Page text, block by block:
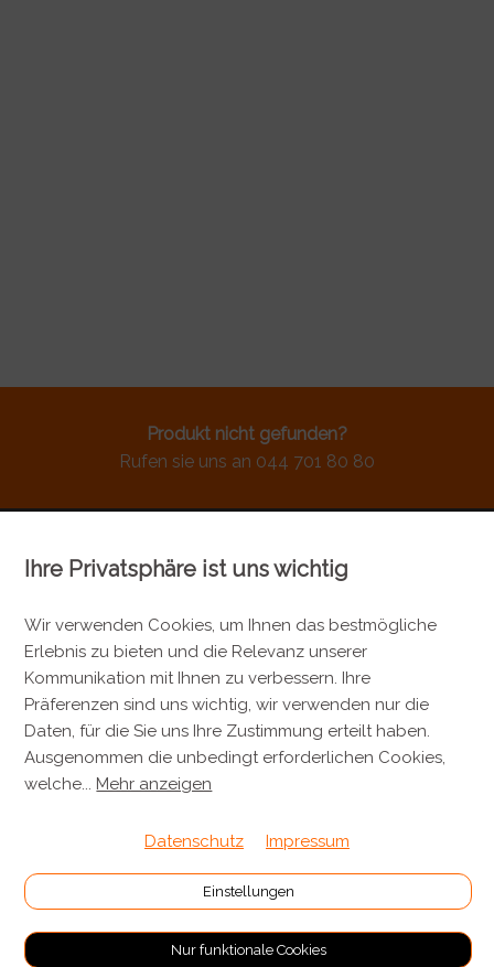
Produkt nicht gefunden?
Rufen sie uns an 044 701 80 80
KONTAKT
Metzgerei Künzli AG
Mülistrasse 7
8143 Stallikon
+41 44 701 80 80
info@metzgereikuenzli.ch
Verpackung & Versand
Ihre Privatsphäre ist uns wichtig
Wir verwenden Cookies, um Ihnen das bestmögliche
Erlebnis zu bieten und die Relevanz unserer
Kommunikation mit Ihnen zu verbessern. Ihre
Präferenzen sind uns wichtig, wir verwenden nur die
Daten, für die Sie uns Ihre Zustimmung erteilt haben.
Ausgenommen die unbedingt erforderlichen Cookies,
welche... Mehr anzeigen
Datenschutz Impressum
Einstellungen
Nur funktionale Cookies